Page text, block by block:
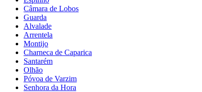
Câmara de Lobos
Guarda
Alvalade
Arrentela
Montijo
Charneca de Caparica
Santarém
Olhão
Póvoa de Varzim
Senhora da Hora